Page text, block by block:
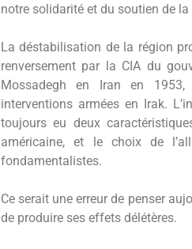
notre solidarité et du soutien de la
La déstabilisation de la région
renversement par la CIA du
Mossadegh en Iran en
interventions armées en Irak.
toujours eu deux
américaine, et le choix de
fondamentalistes.
Ce serait une erreur de penser
de produire ses effets délétères.